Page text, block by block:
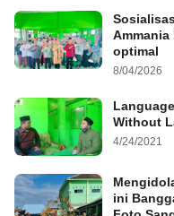
Ammania
optimal
8/04/2026
Without
4/24/2021
ini